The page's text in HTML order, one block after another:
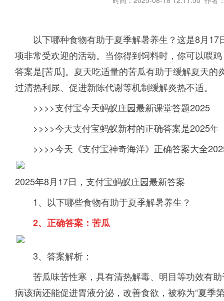
以下哪种食物有助于夏季解暑养生？这是8月
项非常受欢迎的活动。当你得到饲料时，你可以喂
答案是[苦瓜]。夏天吃适量的苦瓜有助于缓解夏天
过清热利尿、促进新陈代谢等机制缓解炎热不适。
>>>>支付宝今天蚂蚁庄园最新课堂答题2025
>>>>今天支付宝蚂蚁新村的正确答案是2025年
>>>>今天《支付宝神奇海洋》正确答案大全
2025年8月17日，支付宝蚂蚁庄园最新答案
1、以下哪些食物有助于夏季解暑养生？
2、正确答案：苦瓜
3、答案解析：
苦瓜味苦性寒，具有清热解毒、明目等功效有
病该病还能促进胃液分泌，改善食欲，被称为“夏季